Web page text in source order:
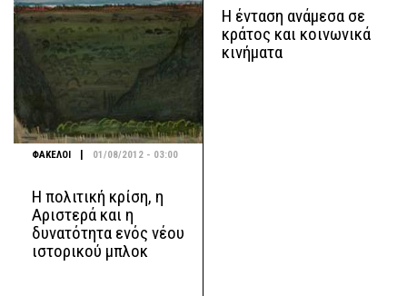
ΦΑΚΕΛΟΙ | 01/08/2012 - 03:00
Η πολιτική κρίση, η
Αριστερά και η
δυνατότητα ενός νέου
ιστορικού μπλοκ
Η ένταση ανάμεσα σε
κράτος και κοινωνικά
κινήματα